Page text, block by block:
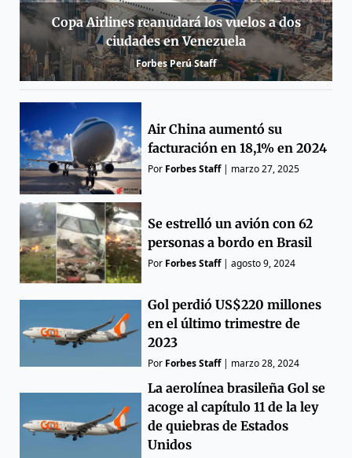
Copa Airlines reanudará los vuelos a dos
ciudades en Venezuela
Forbes Perú Staff
Air China aumentó su
facturación en 18,1% en 2024
Por Forbes Staff| marzo 27, 2025
Se estrelló un avión con 62
personas a bordo en Brasil
Por Forbes Staff|agosto 9, 2024
Gol perdió US$220 millones
en el último trimestre de
2023
Por Forbes Staff| marzo 28, 2024
La aerolínea brasileña Gol se
acoge al capítulo 11 de la ley
de quiebras de Estados
Unidos